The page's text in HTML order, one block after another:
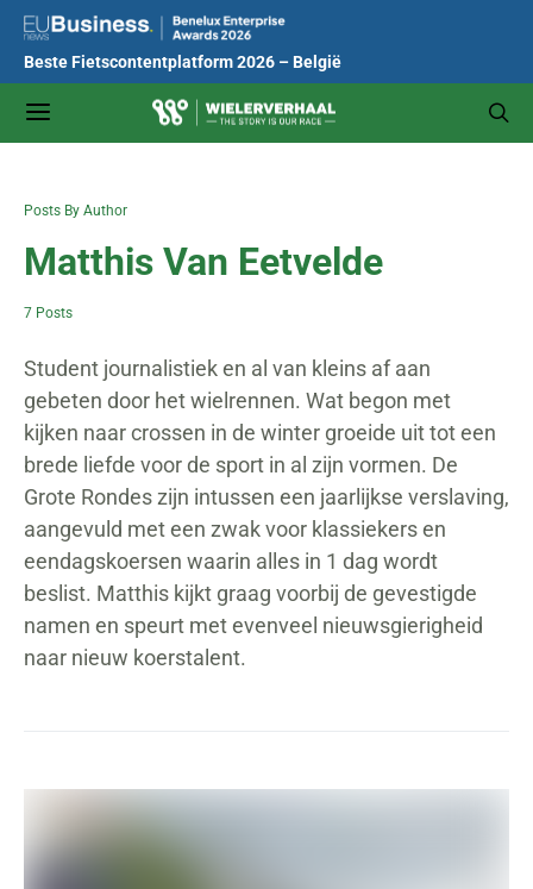
Beste Fietscontentplatform 2026 – België
Posts By Author
Matthis Van Eetvelde
7 Posts
Student journalistiek en al van kleins af aan
gebeten door het wielrennen. Wat begon met
kijken naar crossen in de winter groeide uit tot een
brede liefde voor de sport in al zijn vormen. De
Grote Rondes zijn intussen een jaarlijkse verslaving,
aangevuld met een zwak voor klassiekers en
eendagskoersen waarin alles in 1 dag wordt
beslist. Matthis kijkt graag voorbij de gevestigde
namen en speurt met evenveel nieuwsgierigheid
naar nieuw koerstalent.